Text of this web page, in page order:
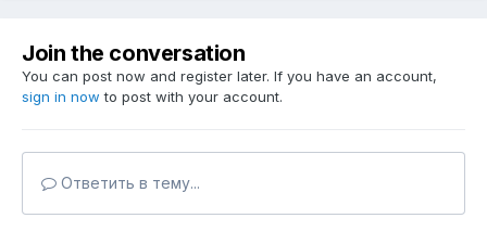
Join the conversation
You can post now and register later. If you have an account,
sign in now to post with your account.
Ответить в тему...